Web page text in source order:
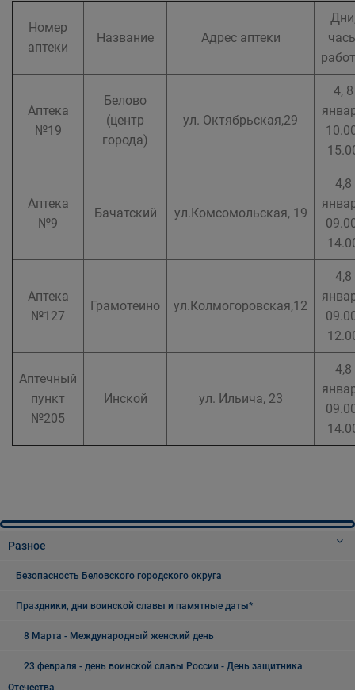
Номер
аптеки
Название Адрес аптеки
Аптека
№19
Белово
(центр
города)
ул. Октябрьская,29
4, 8
Аптека
№9
Бачатский ул.Комсомольская, 19
4,8
Аптека
№127
Грамотеино ул.Колмогоровская,12
4,8
Аптечный
пункт
№205
Инской ул. Ильича, 23
4,8
Разное
Безопасность Беловского городского округа
Праздники, дни воинской славы и памятные даты*
8 Марта - Международный женский день
23 февраля - день воинской славы России - День защитника
Отечества